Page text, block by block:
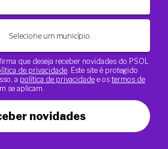
que deseja receber novidades do PSOL
de privacidade. Este site é protegido
a política de privacidade e os termos de
se aplicam.
novidades